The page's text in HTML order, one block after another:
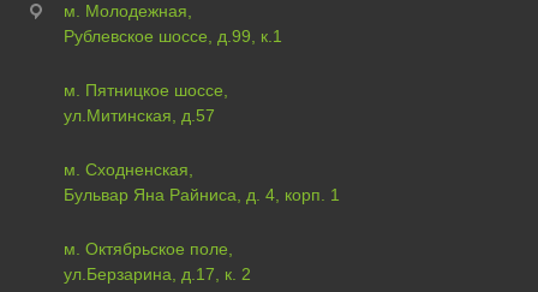
м. Молодежная,
Рублевское шоссе, д.99, к.1
м. Пятницкое шоссе,
ул.Митинская, д.57
м. Сходненская,
Бульвар Яна Райниса, д. 4, корп. 1
м. Октябрьское поле,
ул.Берзарина, д.17, к. 2